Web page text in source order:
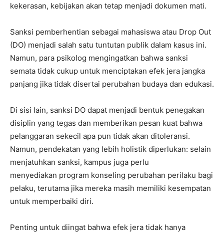
kekerasan, kebijakan akan tetap menjadi dokumen mati.
Sanksi pemberhentian sebagai mahasiswa atau Drop Out
(DO) menjadi salah satu tuntutan publik dalam kasus ini.
Namun, para psikolog mengingatkan bahwa sanksi
semata tidak cukup untuk menciptakan efek jera jangka
panjang jika tidak disertai perubahan budaya dan edukasi.
Di sisi lain, sanksi DO dapat menjadi bentuk penegakan
disiplin yang tegas dan memberikan pesan kuat bahwa
pelanggaran sekecil apa pun tidak akan ditoleransi.
Namun, pendekatan yang lebih holistik diperlukan: selain
menjatuhkan sanksi, kampus juga perlu
menyediakan program konseling perubahan perilaku bagi
pelaku, terutama jika mereka masih memiliki kesempatan
untuk memperbaiki diri.
Penting untuk diingat bahwa efek jera tidak hanya